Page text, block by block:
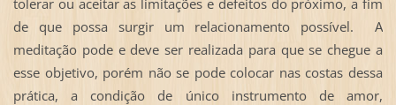
de que possa surgir um relacionamento possível. A
meditação pode e deve ser realizada para que se chegue a
esse objetivo, porém não se pode colocar nas costas dessa
prática, a condição de único instrumento de amor,